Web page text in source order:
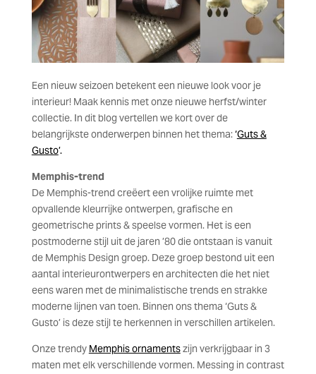
Een nieuw seizoen betekent een nieuwe look voor je
interieur! Maak kennis met onze nieuwe herfst/winter
collectie. In dit blog vertellen we kort over de
belangrijkste onderwerpen binnen het thema:‘Guts &
Gusto’.
Memphis-trend
De Memphis-trend creëert een vrolijke ruimte met
opvallende kleurrijke ontwerpen, grafische en
geometrische prints & speelse vormen. Het is een
postmoderne stijl uit de jaren ’80 die ontstaan is vanuit
de Memphis Design groep. Deze groep bestond uit een
aantal interieurontwerpers en architecten die het niet
eens waren met de minimalistische trends en strakke
moderne lijnen van toen. Binnen ons thema ‘Guts &
Gusto’ is deze stijl te herkennen in verschillen artikelen.
Onze trendy Memphis ornamentszijn verkrijgbaar in 3
maten met elk verschillende vormen. Messing in contrast